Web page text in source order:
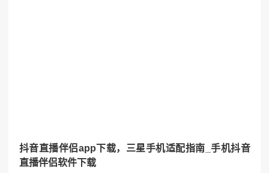
抖音直播伴侣app下载，三星手机适配指南_手机抖音
直播伴侣软件下载